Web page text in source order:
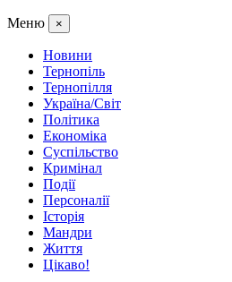
Меню ×
Новини
Тернопіль
Тернопілля
Україна/Світ
Політика
Економіка
Суспільство
Кримінал
Події
Персоналії
Історія
Мандри
Життя
Цікаво!